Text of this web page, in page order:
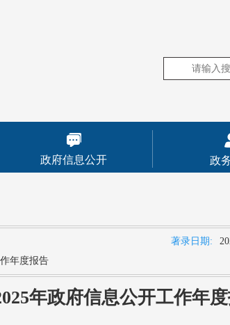
政府信息公开 政
著录日期:
年度报告
年政府信息公开工作年